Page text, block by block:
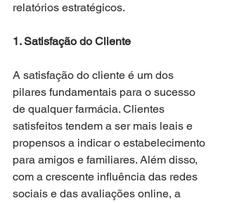
relatórios estratégicos.
1. Satisfação do Cliente
A satisfação do cliente é um dos
pilares fundamentais para o sucesso
de qualquer farmácia. Clientes
satisfeitos tendem a ser mais leais e
propensos a indicar o estabelecimento
para amigos e familiares. Além disso,
com a crescente influência das redes
sociais e das avaliações online, a